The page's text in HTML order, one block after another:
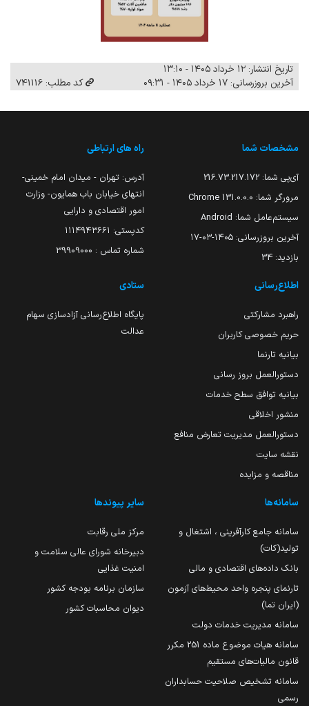
تاریخ انتشار: ۱۲ خرداد ۱۴۰۵ - ۱۳:۱۰
آخرین بروزرسانی: ۱۷ خرداد ۱۴۰۵ - ۰۹:۳۱
کد مطلب: 741116
مشخصات شما
آی‌پی شما: 216.73.217.172
مرورگر شما: 131.0.0.0 Chrome
سیستم‌عامل شما: Android
آخرین بروزرسانی: ۱۴۰۵-۰۳-۱۷
بازدید: 34
راه های ارتباطی
آدرس: تهران - میدان امام خمینی-
انتهای خیابان باب همایون- وزارت
امور اقتصادی و دارایی
کدپستی: ۱۱۱۴۹۴۳۶۶۱
شماره تماس : 39909000
اطلاع‌رسانی
راهبرد مشارکتی
حریم خصوصی کاربران
بیانیه تارنما
دستورالعمل بروز رسانی
بیانیه توافق سطح خدمات
منشور اخلاقی
دستورالعمل مدیریت تعارض منافع
نقشه سایت
مناقصه و مزایده
ستادی
پایگاه اطلاع‌رسانی آزادسازی سهام
عدالت
سامانه‌ها
سامانه جامع کارآفرینی ، اشتغال و
تولید(کات)
بانک داده‌های اقتصادی و مالی
تارنمای پنجره واحد محیط‌های آزمون
(ایران تما)
سامانه مدیریت خدمات دولت
سامانه هیات موضوع ماده 251 مکرر
قانون مالیات‌های مستقیم
سامانه تشخیص صلاحیت حسابداران
رسمی
سایر پیوندها
مرکز ملی رقابت
دبیرخانه شورای عالی سلامت و
امنیت غذایی
سازمان برنامه بودجه کشور
دیوان محاسبات کشور